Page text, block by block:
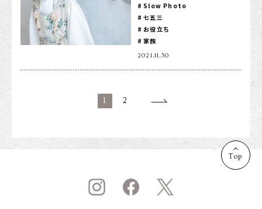
Slow Photo
七五三
お役立ち
家族
2021.11.30
1 2
Top